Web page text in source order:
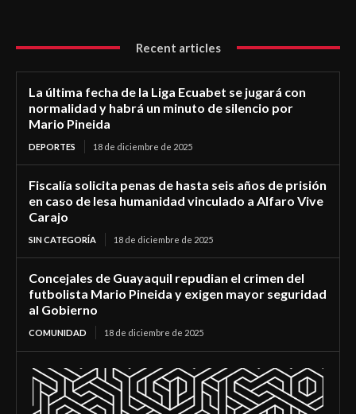
Recent articles
La última fecha de la Liga Ecuabet se jugará con
normalidad y habrá un minuto de silencio por
Mario Pineida
DEPORTES 18 de diciembre de 2025
Fiscalía solicita penas de hasta seis años de prisión
en caso de lesa humanidad vinculado a Alfaro Vive
Carajo
SIN CATEGORÍA 18 de diciembre de 2025
Concejales de Guayaquil repudian el crimen del
futbolista Mario Pineida y exigen mayor seguridad
al Gobierno
COMUNIDAD 18 de diciembre de 2025